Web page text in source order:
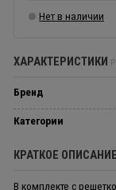
Нет в наличии
ХАРАКТЕРИСТИКИ
Бренд
Категории
КРАТКОЕ ОПИСАНИЕ
В комплекте с